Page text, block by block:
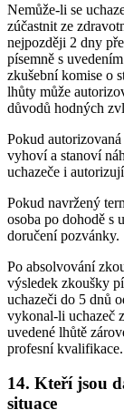
Nemůže-li se
zúčastnit ze
nejpozději 2 dny
písemně s
zkušební komise o
lhůty může
důvodů hodných
Pokud
vyhoví a stanoví
uchazeče i
Pokud navržený
osoba po dohodě s
doručení pozvánky.
Po absolvování
výsledek zkoušky
uchazeči do 5 dnů
vykonal-li uchazeč
uvedené lhůtě
profesní kvalifikace.
14. Kteří jsou
situace